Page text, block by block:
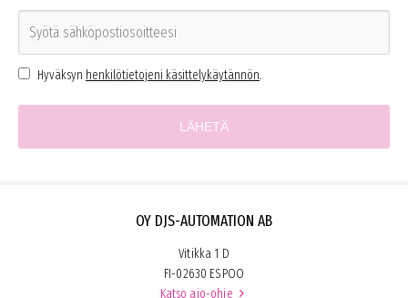
Hyväksyn henkilötietojeni käsittelykäytännön.
OY DJS-AUTOMATION AB
Vitikka 1 D
FI-02630 ESPOO
Katso ajo-ohje 